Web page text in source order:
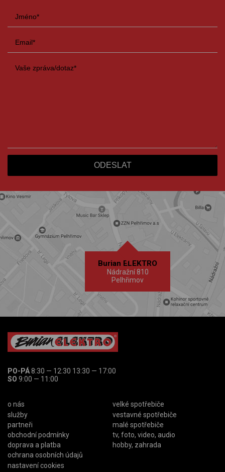
Burian ELEKTRO
Nádražní 810
Pelhřimov
PO-PÁ8:30 — 12:30 13:30 — 17:00
SO 9:00 — 11:00
o nás
služby
partneři
obchodní podmínky
doprava a platba
ochrana osobních údajů
nastavení cookies
velké spotřebiče
vestavné spotřebiče
malé spotřebiče
tv, foto, video, audio
hobby, zahrada